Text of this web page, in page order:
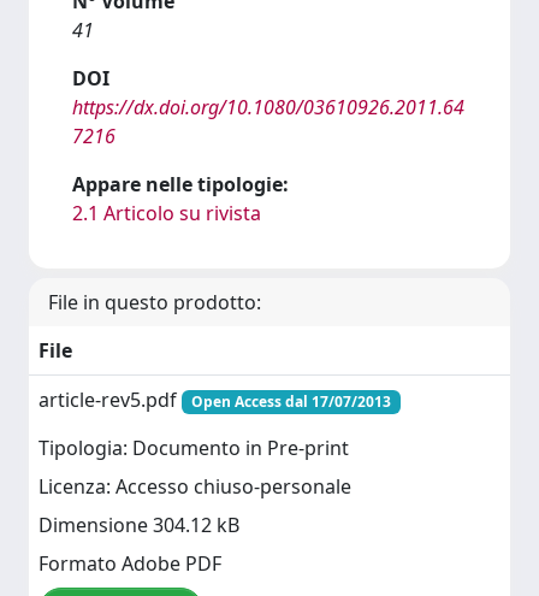
41
DOI
https://dx.doi.org/10.1080/03610926.2011.64
7216
Appare nelle tipologie:
2.1 Articolo su rivista
File in questo prodotto:
File
article-rev5.pdf
Open Access dal 17/07/2013
Tipologia: Documento in Pre-print
Licenza: Accesso chiuso-personale
Dimensione 304.12 kB
Formato Adobe PDF